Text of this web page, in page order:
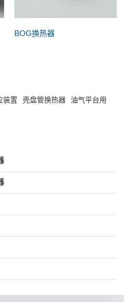
BOG换热器
装置 壳盘管换热器
油气平台用